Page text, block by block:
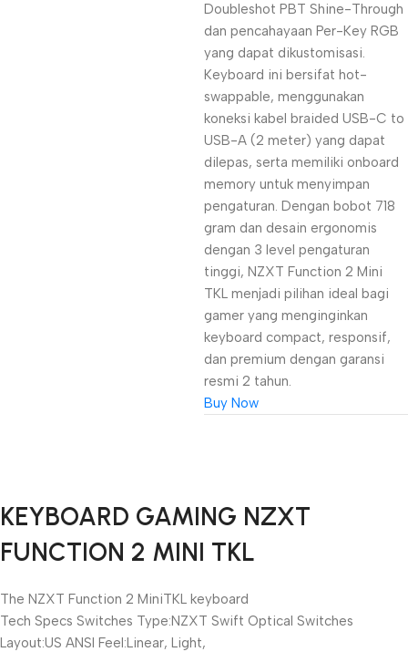
Doubleshot PBT Shine-Through
dan pencahayaan Per-Key RGB
yang dapat dikustomisasi.
Keyboard ini bersifat hot-
swappable, menggunakan
koneksi kabel braided USB-C to
USB-A (2 meter) yang dapat
dilepas, serta memiliki onboard
memory untuk menyimpan
pengaturan. Dengan bobot 718
gram dan desain ergonomis
dengan 3 level pengaturan
tinggi, NZXT Function 2 Mini
TKL menjadi pilihan ideal bagi
gamer yang menginginkan
keyboard compact, responsif,
dan premium dengan garansi
resmi 2 tahun.
Buy Now
Black Friday
Blowout!
KEYBOARD GAMING NZXT
FUNCTION 2 MINI TKL
The NZXT Function 2 MiniTKL keyboard
Tech Specs Switches Type:NZXT Swift Optical Switches
Layout:US ANSI Feel:Linear, Light,